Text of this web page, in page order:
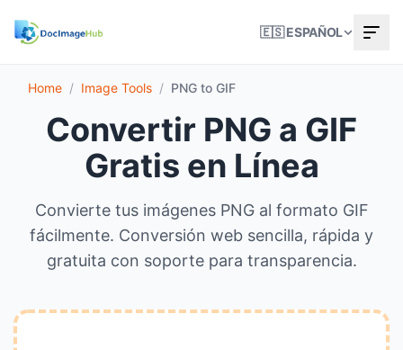
🇪🇸 ESPAÑOL
Home / Image Tools / PNG to GIF
Convertir PNG a GIF
Gratis en Línea
Convierte tus imágenes PNG al formato GIF
fácilmente. Conversión web sencilla, rápida y
gratuita con soporte para transparencia.